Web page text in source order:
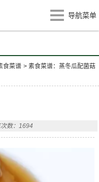
导航菜单
食菜谱 >素食菜谱：蒸冬瓜配菌菇
数：1694